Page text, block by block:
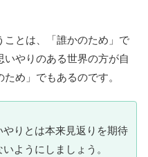
ことは、「誰かのため」で
いやりのある世界の方が自
め」でもあるのです。
りとは本来見返りを期待
ようにしましょう。